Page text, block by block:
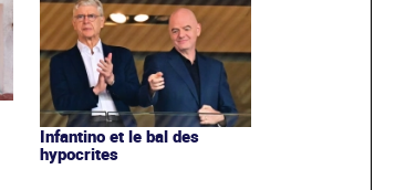
Infantino et le bal des
hypocrites